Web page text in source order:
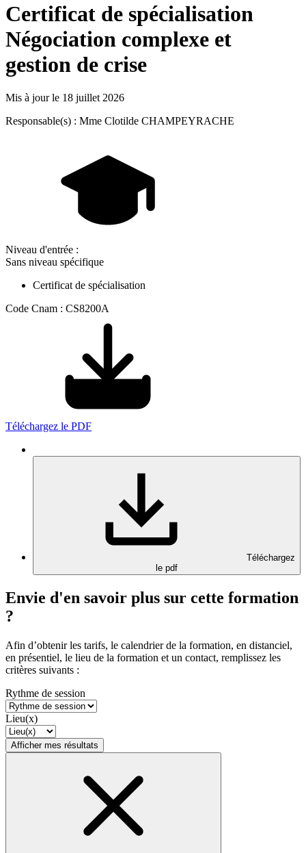
Certificat de spécialisation
Négociation complexe et
gestion de crise
Mis à jour le 18 juillet 2026
Responsable(s) : Mme Clotilde CHAMPEYRACHE
Niveau d'entrée :
Sans niveau spécifique
Certificat de spécialisation
Code Cnam : CS8200A
Téléchargez le PDF
Téléchargez
le pdf
Envie d'en savoir plus sur cette formation
?
Afin d’obtenir les tarifs, le calendrier de la formation, en distanciel,
en présentiel, le lieu de la formation et un contact, remplissez les
critères suivants :
Rythme de session
Lieu(x)
Afficher mes résultats